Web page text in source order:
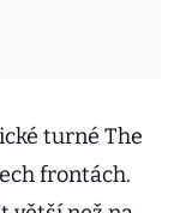
turné The
frontách.